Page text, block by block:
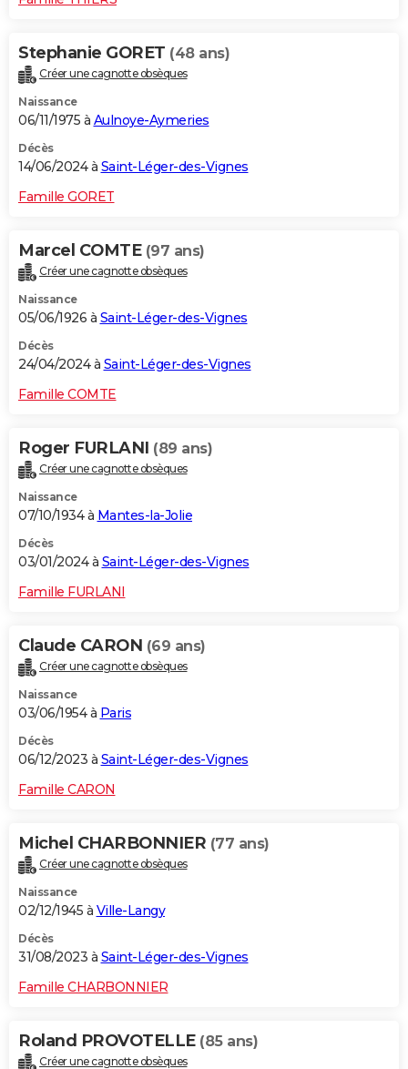
Stephanie GORET (48 ans)
Créer une cagnotte obsèques
Naissance
06/11/1975 à Aulnoye-Aymeries
Décès
14/06/2024 à Saint-Léger-des-Vignes
Famille GORET
Marcel COMTE (97 ans)
Créer une cagnotte obsèques
Naissance
05/06/1926 à Saint-Léger-des-Vignes
Décès
24/04/2024 à Saint-Léger-des-Vignes
Famille COMTE
Roger FURLANI (89 ans)
Créer une cagnotte obsèques
Naissance
07/10/1934 à Mantes-la-Jolie
Décès
03/01/2024 à Saint-Léger-des-Vignes
Famille FURLANI
Claude CARON (69 ans)
Créer une cagnotte obsèques
Naissance
03/06/1954 à Paris
Décès
06/12/2023 à Saint-Léger-des-Vignes
Famille CARON
Michel CHARBONNIER (77 ans)
Créer une cagnotte obsèques
Naissance
02/12/1945 à Ville-Langy
Décès
31/08/2023 à Saint-Léger-des-Vignes
Famille CHARBONNIER
Roland PROVOTELLE (85 ans)
Créer une cagnotte obsèques